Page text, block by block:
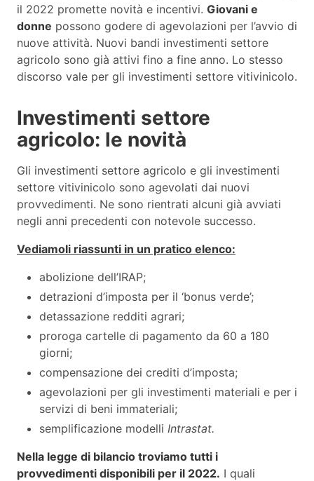
il 2022 promette novità e incentivi. Giovani e
donne possono godere di agevolazioni per l’avvio di
nuove attività. Nuovi bandi investimenti settore
agricolo sono già attivi fino a fine anno. Lo stesso
discorso vale per gli investimenti settore vitivinicolo.
Investimenti settore
agricolo: le novità
Gli investimenti settore agricolo e gli investimenti
settore vitivinicolo sono agevolati dai nuovi
provvedimenti. Ne sono rientrati alcuni già avviati
negli anni precedenti con notevole successo.
Vediamoli riassunti in un pratico elenco:
abolizione dell’IRAP;
detrazioni d’imposta per il ‘bonus verde’;
detassazione redditi agrari;
proroga cartelle di pagamento da 60 a 180
giorni;
compensazione dei crediti d’imposta;
agevolazioni per gli investimenti materiali e per i
servizi di beni immateriali;
semplificazione modelli Intrastat.
Nella legge di bilancio troviamo tutti i
provvedimenti disponibili per il 2022. I quali